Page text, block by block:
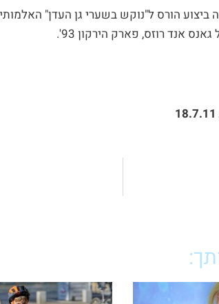
הורס ל"נוקש בשערי גן העדן"
אנד רוזס, פארק הירקון 93'.